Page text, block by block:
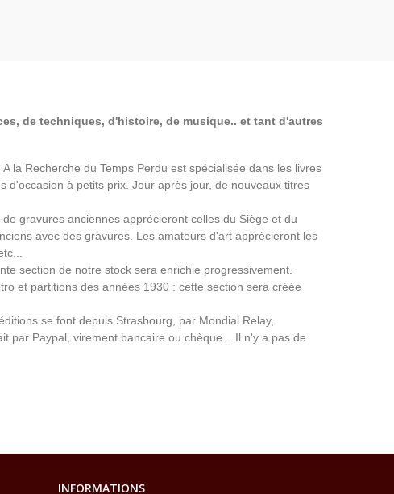
de techniques, d'histoire, de musique.. et tant d'autres
la Recherche du Temps Perdu est spécialisée dans les livres
d'occasion à petits prix. Jour après jour, de nouveaux titres
gravures anciennes apprécieront celles du Siège et du
avec des gravures. Les amateurs d'art apprécieront les
section de notre stock sera enrichie progressivement.
et partitions des années 1930 : cette section sera créée
se font depuis Strasbourg, par Mondial Relay,
par Paypal, virement bancaire ou chèque. . Il n'y a pas de
INFORMATIONS